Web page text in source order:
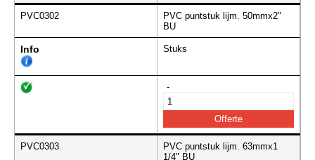
PVC0302
PVC puntstuk lijm. 50mmx2"
BU
Info Stuks
-
PVC0303
PVC puntstuk lijm. 63mmx1
1/4" BU